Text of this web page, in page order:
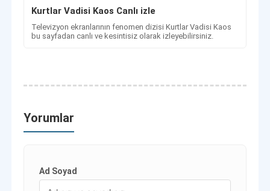
Kurtlar Vadisi Kaos Canlı izle
Televizyon ekranlarının fenomen dizisi Kurtlar Vadisi Kaos
bu sayfadan canlı ve kesintisiz olarak izleyebilirsiniz.
Yorumlar
Ad Soyad